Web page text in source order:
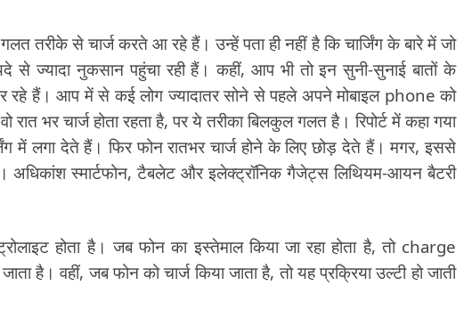
तरीके से चार्ज करते आ रहे हैं। उन्हें पता ही नहीं है कि चार्जिंग के बारे में जो
से ज्यादा नुकसान पहुंचा रही हैं। कहीं, आप भी तो इन सुनी-सुनाई बातों के
रहे हैं। आप में से कई लोग ज्यादातर सोने से पहले अपने मोबाइल phone को
रात भर चार्ज होता रहता है, पर ये तरीका बिलकुल गलत है। रिपोर्ट में कहा गया
में लगा देते हैं। फिर फोन रातभर चार्ज होने के लिए छोड़ देते हैं। मगर, इससे
अधिकांश स्मार्टफोन, टैबलेट और इलेक्ट्रॉनिक गैजेट्स लिथियम-आयन बैटरी
होता है। जब फोन का इस्तेमाल किया जा रहा होता है, तो charge
है। वहीं, जब फोन को चार्ज किया जाता है, तो यह प्रक्रिया उल्टी हो जाती